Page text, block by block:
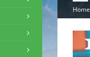
Home